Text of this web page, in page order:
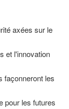
axées sur le
et l'innovation
façonneront les
pour les futures